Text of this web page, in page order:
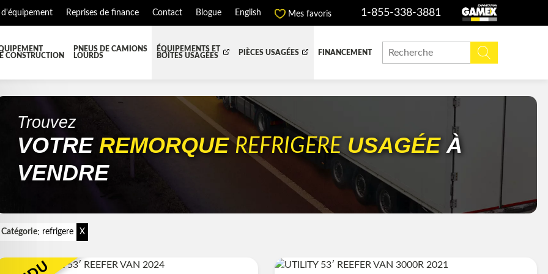
d'équipement Reprises de finance Contact Blogue English Mes favoris 1-855-338-3881
CONSTRUCTION
PNEUS DE CAMIONS
LOURDS
ÉQUIPEMENTS ET
BOÎTES USAGÉES
MACHINERIE ET AGRICOLE
ÉQUIPEMENT À NEIGE
PIÈCES USAGÉES
ET PIÈCES DE CABINE
HIAB-AND-BOOM
DE CABINE RADIATEUR ET PIÈCES DE RADIATEURS
REMORQUE SYSTÈME POST-TRAITEMENT (DEF/DPF)
DE CHASSIS
FINANCEMENT
Trouvez
VOTREREMORQUEREFRIGEREUSAGÉEÀ
VENDRE
Catégorie: refrigere X